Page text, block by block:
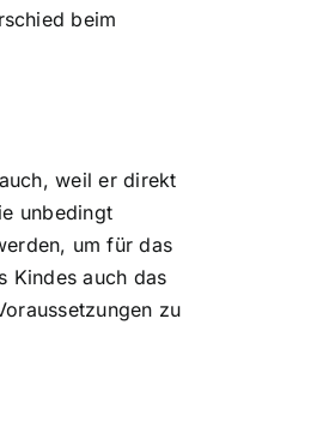
beim
weil er direkt
unbedingt
um für das
Kindes auch das
zu